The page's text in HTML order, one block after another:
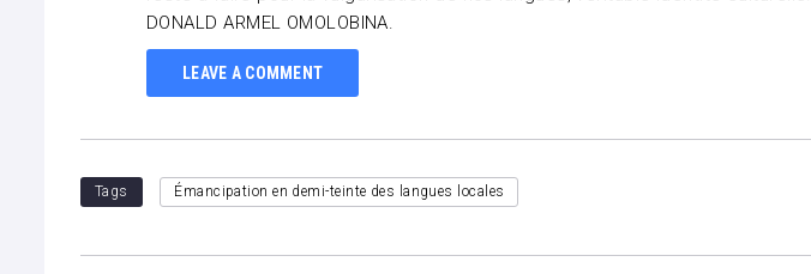
DONALD ARMEL OMOLOBINA.
LEAVE A COMMENT
Tags Émancipation en demi-teinte des langues locales